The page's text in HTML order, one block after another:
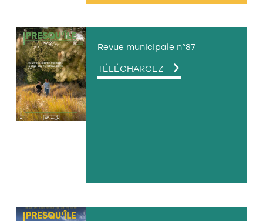
Revue municipale n°87
TÉLÉCHARGEZLE
FICHIER